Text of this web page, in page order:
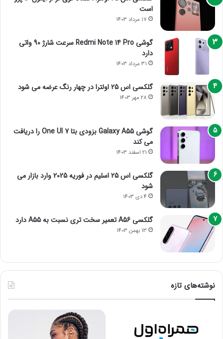
است
17 مرداد 1403
گوشی Redmi Note 14 Pro سرعت شارژ 90 واتی
دارد
31 مرداد 1403
گلکسی اس 25 اولترا در چهار رنگ عرضه می شود
28 مهر 1403
گوشی Galaxy A55 بزودی بتا One UI 7 را دریافت
می کند
21 اسفند 1403
گلکسی اس 25 اسلیم در فوریه 2025 وارد بازار می
شود
4 دی 1403
گلکسی A56 تعمیر سخت تری نسبت به A55 دارد
13 بهمن 1403
نوشته‌های تازه